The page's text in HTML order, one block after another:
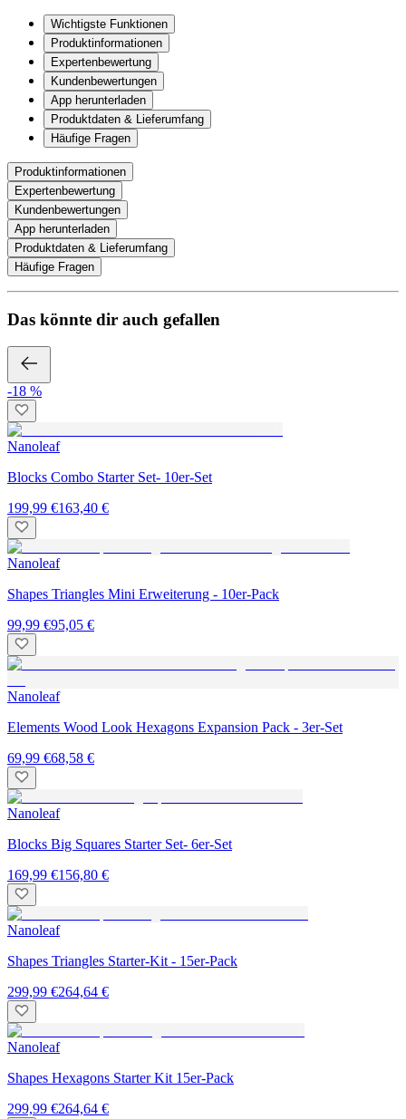
Wichtigste Funktionen
Produktinformationen
Expertenbewertung
Kundenbewertungen
App herunterladen
Produktdaten & Lieferumfang
Häufige Fragen
Produktinformationen
Expertenbewertung
Kundenbewertungen
App herunterladen
Produktdaten & Lieferumfang
Häufige Fragen
Das könnte dir auch gefallen
-18 %
Nanoleaf
Blocks Combo Starter Set- 10er-Set
199,99 €163,40 €
Nanoleaf
Shapes Triangles Mini Erweiterung - 10er-Pack
99,99 €95,05 €
Nanoleaf
Elements Wood Look Hexagons Expansion Pack - 3er-Set
69,99 €68,58 €
Nanoleaf
Blocks Big Squares Starter Set- 6er-Set
169,99 €156,80 €
Nanoleaf
Shapes Triangles Starter-Kit - 15er-Pack
299,99 €264,64 €
Nanoleaf
Shapes Hexagons Starter Kit 15er-Pack
299,99 €264,64 €